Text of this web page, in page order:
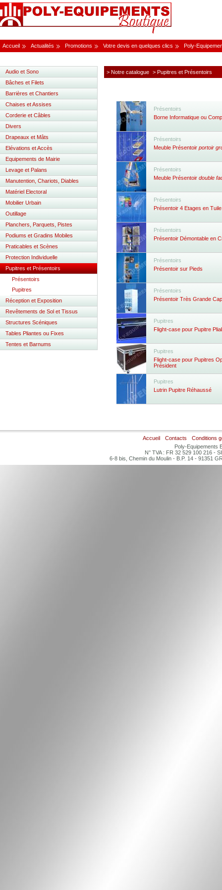
Accueil Actualités Promotions Votre devis en quelques clics Poly-
> Notre catalogue > Pupitres et Présentoirs
Présentoirs
Borne Informatique ou
Présentoirs
Meuble Présentoir portoir
Présentoirs
Meuble Présentoir double
Présentoirs
Présentoir 4 Etages en Tuile
Présentoirs
Présentoir Démontable en
Présentoirs
Présentoir sur Pieds
Présentoirs
Présentoir Très Grande
Pupitres
Flight-case pour Pupitre
Pupitres
Flight-case pour Pupitres
Président
Pupitres
Lutrin Pupitre Réhaussé
Audio et Sono
Bâches et Filets
Barrières et Chantiers
Chaises et Assises
Corderie et Câbles
Divers
Drapeaux et Mâts
Elévations et Accès
Equipements de Mairie
Levage et Palans
Manutention, Chariots, Diables
Matériel Electoral
Mobilier Urbain
Outillage
Planchers, Parquets, Pistes
Podiums et Gradins Mobiles
Praticables et Scènes
Protection Individuelle
Pupitres et Présentoirs
Présentoirs
Pupitres
Réception et Exposition
Revêtements de Sol et Tissus
Structures Scéniques
Tables Pliantes ou Fixes
Tentes et Barnums
Accueil Contacts
Conditions
Poly-Equipements
N° TVA : FR 32 529 100 216 -
6-8 bis, Chemin du Moulin - B.P. 14 - 91351